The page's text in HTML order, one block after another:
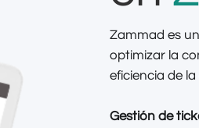
Zammad es
optimizar la
eficiencia de
Gestión de